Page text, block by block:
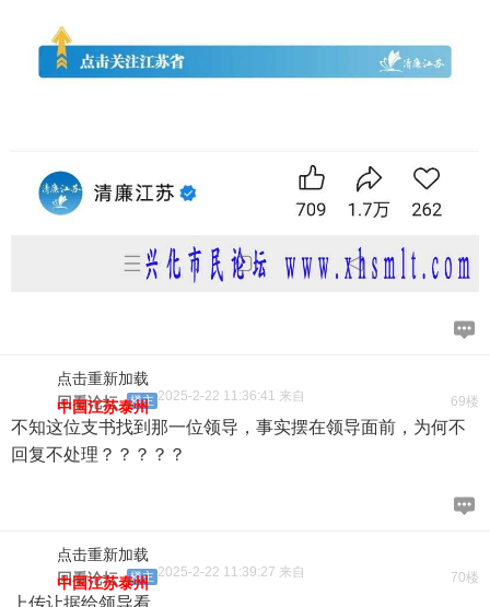
点击重新加载
69楼
回看论坛 楼主 2025-2-22 11:36:41 来自
中国江苏泰州
不知这位支书找到那一位领导，事实摆在领导面前，为何不
回复不处理？？？？？
点击重新加载
70楼
回看论坛 楼主 2025-2-22 11:39:27 来自
中国江苏泰州